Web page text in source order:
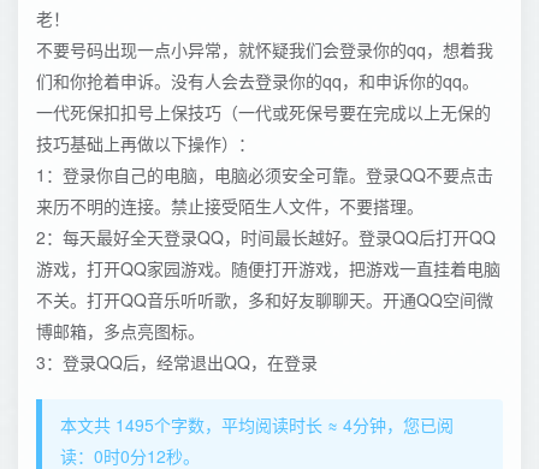
老！
不要号码出现一点小异常，就怀疑我们会登录你的qq，想着我
们和你抢着申诉。没有人会去登录你的qq，和申诉你的qq。
一代死保扣扣号上保技巧（一代或死保号要在完成以上无保的
技巧基础上再做以下操作）：
1：登录你自己的电脑，电脑必须安全可靠。登录QQ不要点击
来历不明的连接。禁止接受陌生人文件，不要搭理。
2：每天最好全天登录QQ，时间最长越好。登录QQ后打开QQ
游戏，打开QQ家园游戏。随便打开游戏，把游戏一直挂着电脑
不关。打开QQ音乐听听歌，多和好友聊聊天。开通QQ空间微
博邮箱，多点亮图标。
3：登录QQ后，经常退出QQ，在登录
本文共 1495个字数，平均阅读时长 ≈ 4分钟，您已阅
读：0时0分12秒。